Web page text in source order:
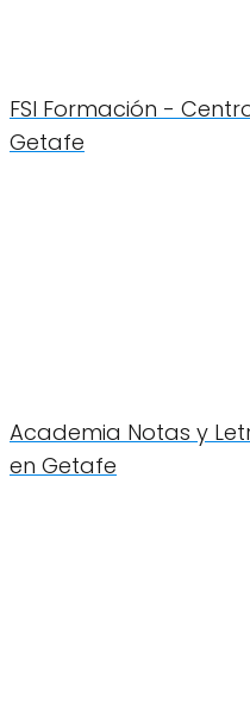
FSI Formación -
Getafe
Academia Notas y
en Getafe